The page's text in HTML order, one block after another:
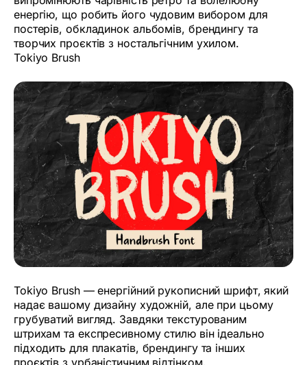
енергію, що робить його чудовим вибором для
постерів, обкладинок альбомів, брендингу та
творчих проєктів з ностальгічним ухилом.
Tokiyo Brush
Tokiyo Brush — енергійний рукописний шрифт, який
надає вашому дизайну художній, але при цьому
грубуватий вигляд. Завдяки текстурованим
штрихам та експресивному стилю він ідеально
підходить для плакатів, брендингу та інших